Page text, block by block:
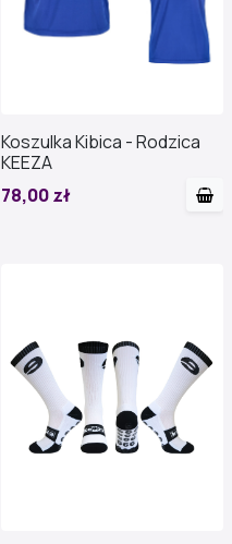
Koszulka Kibica - Rodzica
KEEZA
78,00 zł